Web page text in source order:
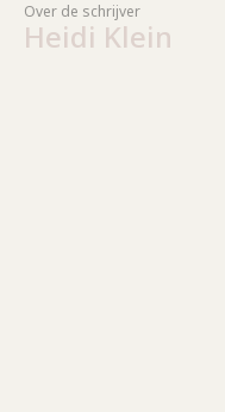
Over de schrijver
Heidi Klein